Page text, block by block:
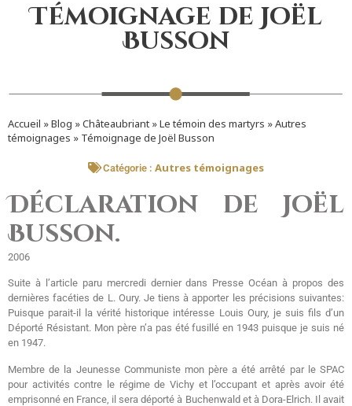
Témoignage de Joël
Busson
Accueil »Blog »Châteaubriant »Le témoin des martyrs »Autres
témoignages » Témoignage de Joël Busson
Catégorie : Autres témoignages
Déclaration de Joël
Busson.
2006
Suite à l’article paru mercredi dernier dans Presse Océan à propos des
dernières facéties de L. Oury. Je tiens à apporter les précisions suivantes:
Puisque parait-il la vérité historique intéresse Louis Oury, je suis fils d’un
Déporté Résistant. Mon père n’a pas été fusillé en 1943 puisque je suis né
en 1947.
Membre de la Jeunesse Communiste mon père a été arrêté par le SPAC
pour activités contre le régime de Vichy et l’occupant et après avoir été
emprisonné en France, il sera déporté à Buchenwald et à Dora-Elrich. Il avait